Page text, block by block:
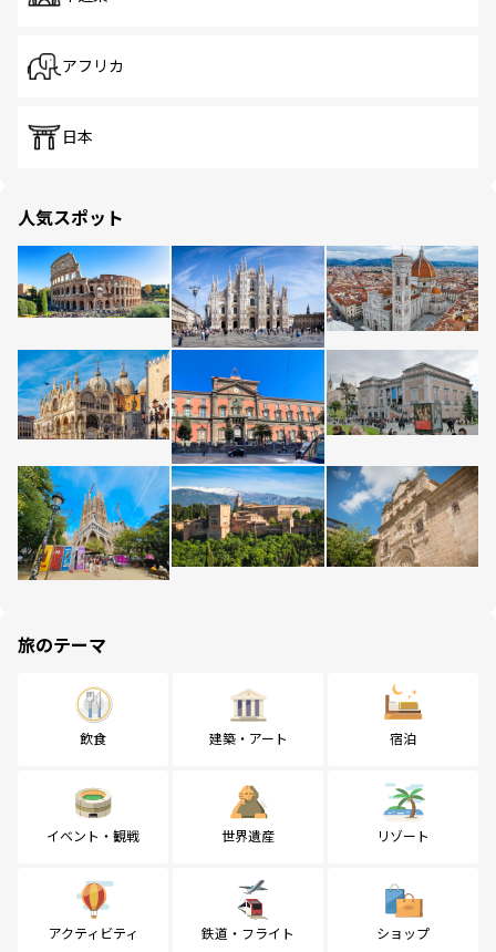
アフリカ
日本
人気スポット
旅のテーマ
飲食 建築・アート 宿泊
イベント・観戦 世界遺産 リゾート
アクティビティ 鉄道・フライト ショップ